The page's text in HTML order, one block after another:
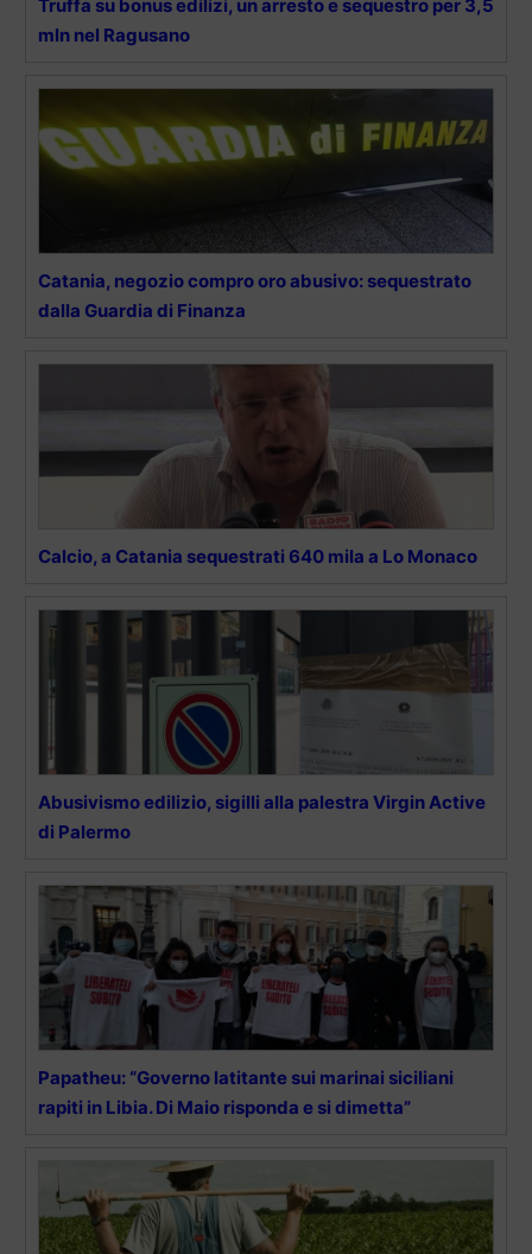
Truffa su bonus edilizi, un arresto e sequestro per 3,5
mln nel Ragusano
Catania, negozio compro oro abusivo: sequestrato
dalla Guardia di Finanza
Calcio, a Catania sequestrati 640 mila a Lo Monaco
Abusivismo edilizio, sigilli alla palestra Virgin Active
di Palermo
Papatheu: “Governo latitante sui marinai siciliani
rapiti in Libia. Di Maio risponda e si dimetta”